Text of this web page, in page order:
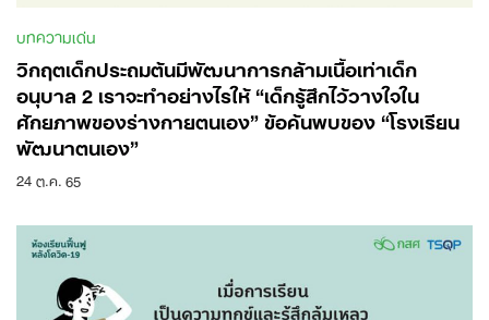
for:
บทความเด่น
วิกฤตเด็กประถมต้นมีพัฒนาการกล้ามเนื้อเท่าเด็ก
อนุบาล 2 เราจะทำอย่างไรให้ “เด็กรู้สึกไว้วางใจใน
ศักยภาพของร่างกายตนเอง” ข้อค้นพบของ “โรงเรียน
พัฒนาตนเอง”
24 ต.ค. 65